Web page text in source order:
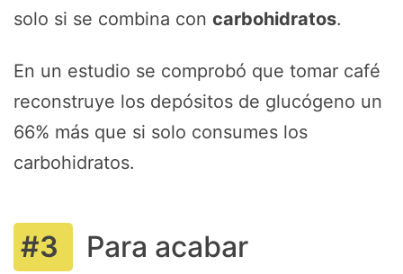
solo si se combina con carbohidratos.
En un estudio se comprobó que tomar café
reconstruye los depósitos de glucógeno un
66% más que si solo consumes los
carbohidratos.
Para acabar